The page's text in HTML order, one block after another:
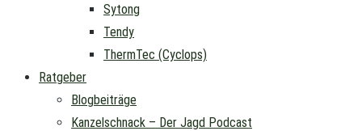
Sytong
Tendy
ThermTec (Cyclops)
Ratgeber
Blogbeiträge
Kanzelschnack – Der Jagd Podcast